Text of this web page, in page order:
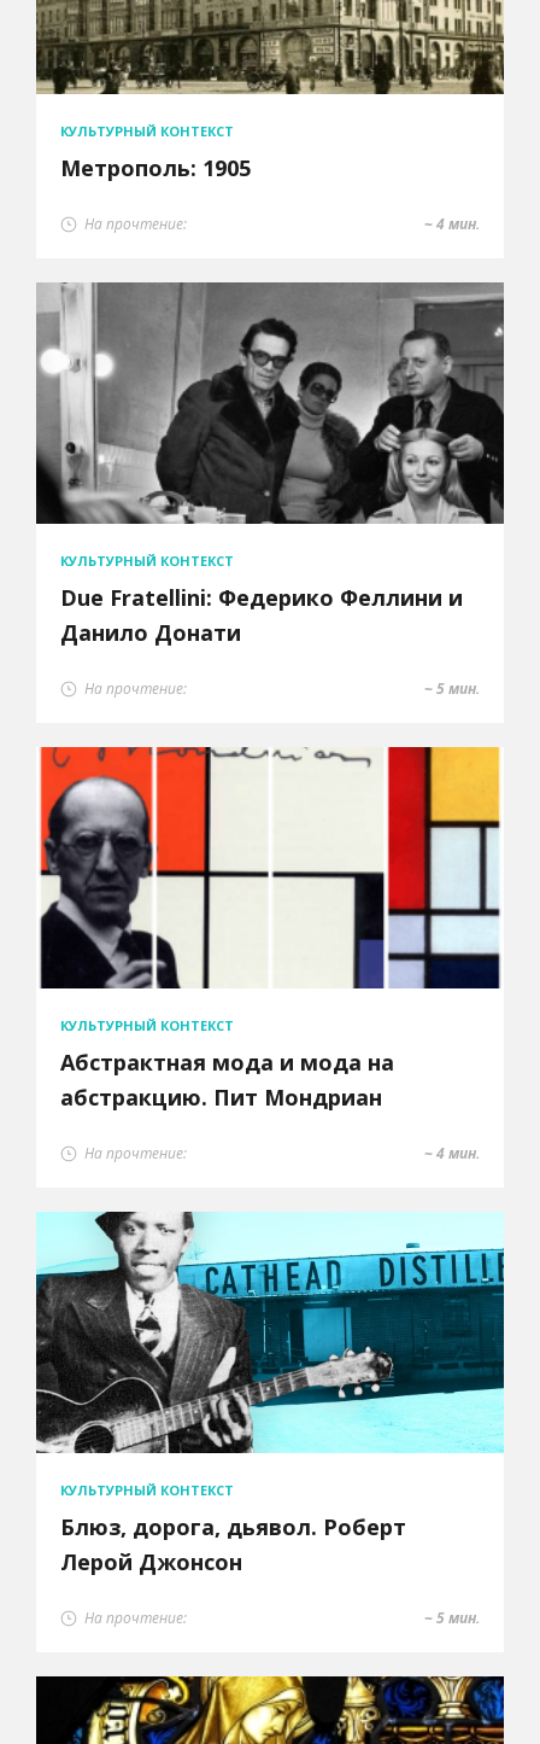
КУЛЬТУРНЫЙ КОНТЕКСТ
Метрополь: 1905
На прочтение: ~ 4 мин.
КУЛЬТУРНЫЙ КОНТЕКСТ
Due Fratellini: Федерико Феллини и
Данило Донати
На прочтение: ~ 5 мин.
КУЛЬТУРНЫЙ КОНТЕКСТ
Абстрактная мода и мода на
абстракцию. Пит Мондриан
На прочтение: ~ 4 мин.
КУЛЬТУРНЫЙ КОНТЕКСТ
Блюз, дорога, дьявол. Роберт
Лерой Джонсон
На прочтение: ~ 5 мин.